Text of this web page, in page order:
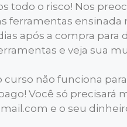
todo o risco! Nos
ferramentas ensinada
após a compra para
e veja sua
não funciona
Você só precisará
e o seu